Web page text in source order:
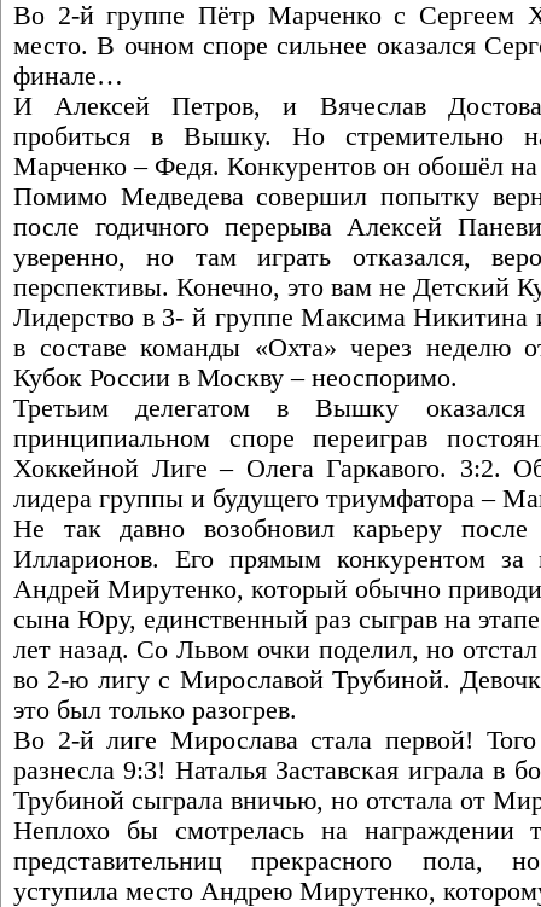
Во 2-й группе Пётр Марченко с Сергеем
место. В очном споре сильнее оказался
финале…
И Алексей Петров, и Вячеслав
пробиться в Вышку. Но стремительно
Марченко – Федя. Конкурентов он обошёл на
Помимо Медведева совершил попытку
после годичного перерыва Алексей
уверенно, но там играть отказался,
перспективы. Конечно, это вам не Детский
Лидерство в 3- й группе Максима Никитина
в составе команды «Охта» через неделю
Кубок России в Москву – неоспоримо.
Третьим делегатом в Вышку
принципиальном споре переиграв
Хоккейной Лиге – Олега Гаркавого. 3:2.
лидера группы и будущего триумфатора –
Не так давно возобновил карьеру после
Илларионов. Его прямым конкурентом
Андрей Мирутенко, который обычно
сына Юру, единственный раз сыграв на
лет назад. Со Львом очки поделил, но
во 2-ю лигу с Мирославой Трубиной.
это был только разогрев.
Во 2-й лиге Мирослава стала первой!
разнесла 9:3! Наталья Заставская играла в
Трубиной сыграла вничью, но отстала от
Неплохо бы смотрелась на награждении
представительниц прекрасного пола,
уступила место Андрею Мирутенко,